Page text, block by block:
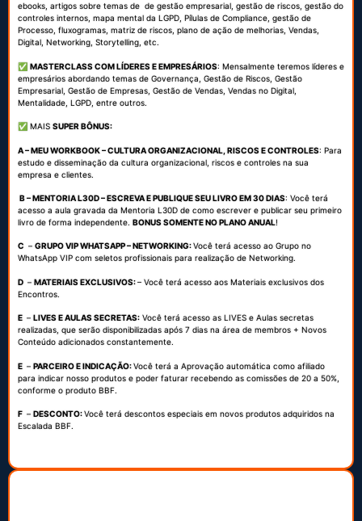
ebooks, artigos sobre temas de de gestão empresarial, gestão de riscos, gestão do
controles internos, mapa mental da LGPD, Pílulas de Compliance, gestão de
Processo, fluxogramas, matriz de riscos, plano de ação de melhorias, Vendas,
Digital, Networking, Storytelling, etc.
✅ MASTERCLASS COM LÍDERES E EMPRESÁRIOS: Mensalmente teremos líderes e
empresários abordando temas de Governança, Gestão de Riscos, Gestão
Empresarial, Gestão de Empresas, Gestão de Vendas, Vendas no Digital,
Mentalidade, LGPD, entre outros.
✅ MAIS SUPER BÔNUS:
A – MEU WORKBOOK – CULTURA ORGANIZACIONAL, RISCOS E CONTROLES: Para
estudo e disseminação da cultura organizacional, riscos e controles na sua
empresa e clientes.
B – MENTORIA L30D – ESCREVA E PUBLIQUE SEU LIVRO EM 30 DIAS: Você terá
acesso a aula gravada da Mentoria L30D de como escrever e publicar seu primeiro
livro de forma independente. BONUS SOMENTE NO PLANO ANUAL!
C – GRUPO VIP WHATSAPP – NETWORKING:Você terá acesso ao Grupo no
WhatsApp VIP com seletos profissionais para realização de Networking.
D – MATERIAIS EXCLUSIVOS:– Você terá acesso aos Materiais exclusivos dos
Encontros.
E – LIVES E AULAS SECRETAS: Você terá acesso as LIVES e Aulas secretas
realizadas, que serão disponibilizadas após 7 dias na área de membros + Novos
Conteúdo adicionados constantemente.
E – PARCEIRO E INDICAÇÃO:Você terá a Aprovação automática como afiliado
para indicar nosso produtos e poder faturar recebendo as comissões de 20 a 50%,
conforme o produto BBF.
F – DESCONTO:Você terá descontos especiais em novos produtos adquiridos na
Escalada BBF.